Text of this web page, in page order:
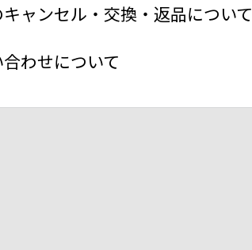
ャンセル・交換・返品について
わせについて